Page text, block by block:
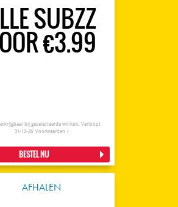
SUBZZ
€3.99
bij geselecteerde winkels. Verloopt
31-12-26. Voorwaarden >
BESTEL NU
AFHALEN